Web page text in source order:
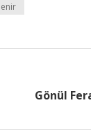
Gönül